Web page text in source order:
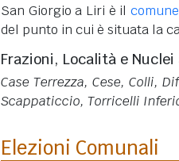
San Giorgio a Liri è il
del punto in cui è situata la
Frazioni, Località e
Case Terrezza, Cese, Colli,
Scappaticcio, Torricelli
Elezioni Comunali